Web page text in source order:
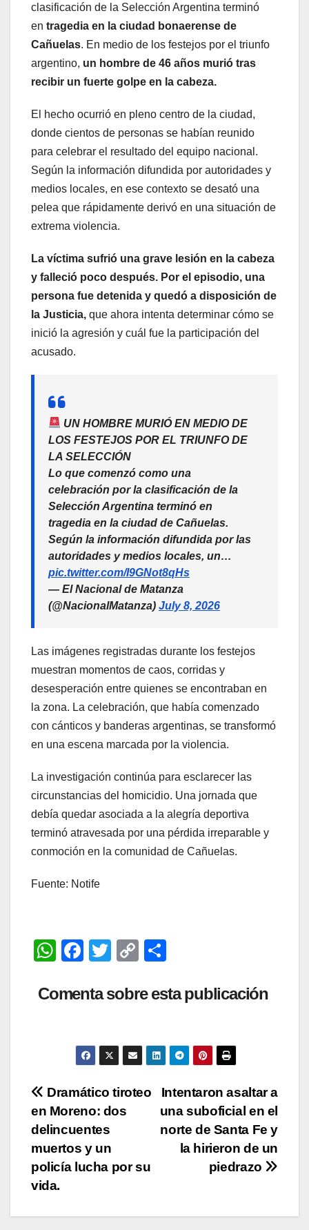
clasificación de la Selección Argentina terminó
en tragedia en la ciudad bonaerense de
Cañuelas. En medio de los festejos por el triunfo
argentino, un hombre de 46 años murió tras
recibir un fuerte golpe en la cabeza.
El hecho ocurrió en pleno centro de la ciudad,
donde cientos de personas se habían reunido
para celebrar el resultado del equipo nacional.
Según la información difundida por autoridades y
medios locales, en ese contexto se desató una
pelea que rápidamente derivó en una situación de
extrema violencia.
La víctima sufrió una grave lesión en la cabeza
y falleció poco después. Por el episodio, una
persona fue detenida y quedó a disposición de
la Justicia, que ahora intenta determinar cómo se
inició la agresión y cuál fue la participación del
acusado.
UN HOMBRE MURIÓ EN MEDIO DE
LOS FESTEJOS POR EL TRIUNFO DE
LA SELECCIÓN
Lo que comenzó como una
celebración por la clasificación de la
Selección Argentina terminó en
tragedia en la ciudad de Cañuelas.
Según la información difundida por las
autoridades y medios locales, un…
pic.twitter.com/I9GNot8qHs
— El Nacional de Matanza
(@NacionalMatanza) July 8, 2026
Las imágenes registradas durante los festejos
muestran momentos de caos, corridas y
desesperación entre quienes se encontraban en
la zona. La celebración, que había comenzado
con cánticos y banderas argentinas, se transformó
en una escena marcada por la violencia.
La investigación continúa para esclarecer las
circunstancias del homicidio. Una jornada que
debía quedar asociada a la alegría deportiva
terminó atravesada por una pérdida irreparable y
conmoción en la comunidad de Cañuelas.
Fuente: Notife
W
at
F
c
b
o
o
k
T
tt
C
p
Li
n
m
ar
tir
Comenta sobre esta publicación
Navegación
de
entradas
Intentaron asaltar a
una suboficial en el
norte de Santa Fe y
la hirieron de un
piedrazo
Dramático tiroteo
en Moreno: dos
delincuentes
muertos y un
policía lucha por su
vida.